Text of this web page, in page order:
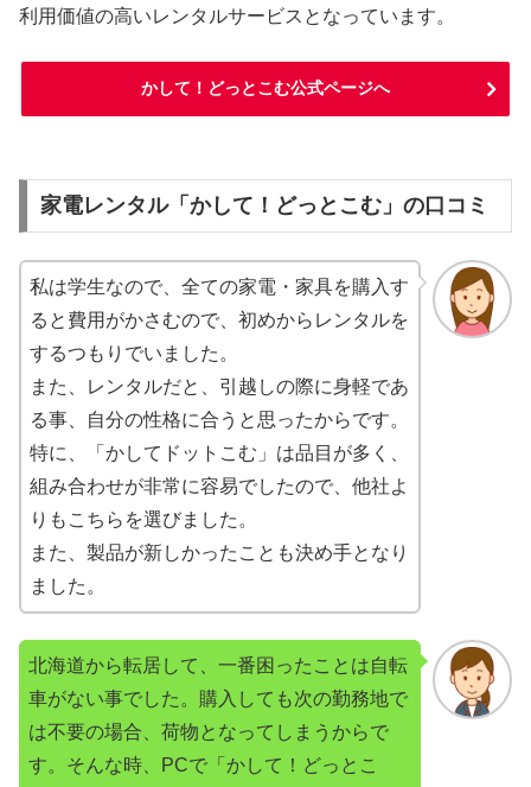
利用価値の高いレンタルサービスとなっています。
かして！どっとこむ公式ページへ
家電レンタル「かして！どっとこむ」の口コミ
私は学生なので、全ての家電・家具を購入す
ると費用がかさむので、初めからレンタルを
するつもりでいました。
また、レンタルだと、引越しの際に身軽であ
る事、自分の性格に合うと思ったからです。
特に、「かしてドットこむ」は品目が多く、
組み合わせが非常に容易でしたので、他社よ
りもこちらを選びました。
また、製品が新しかったことも決め手となり
ました。
北海道から転居して、一番困ったことは自転
車がない事でした。購入しても次の勤務地で
は不要の場合、荷物となってしまうからで
す。そんな時、PCで「かして！どっとこ